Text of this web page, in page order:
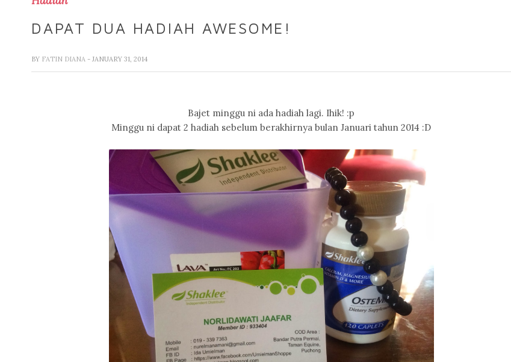
DAPAT DUA HADIAH AWESOME!
BY FATIN DIANA - JANUARY 31, 2014
Bajet minggu ni ada hadiah lagi. Ihik! :p
Minggu ni dapat 2 hadiah sebelum berakhirnya bulan Januari tahun 2014 :D